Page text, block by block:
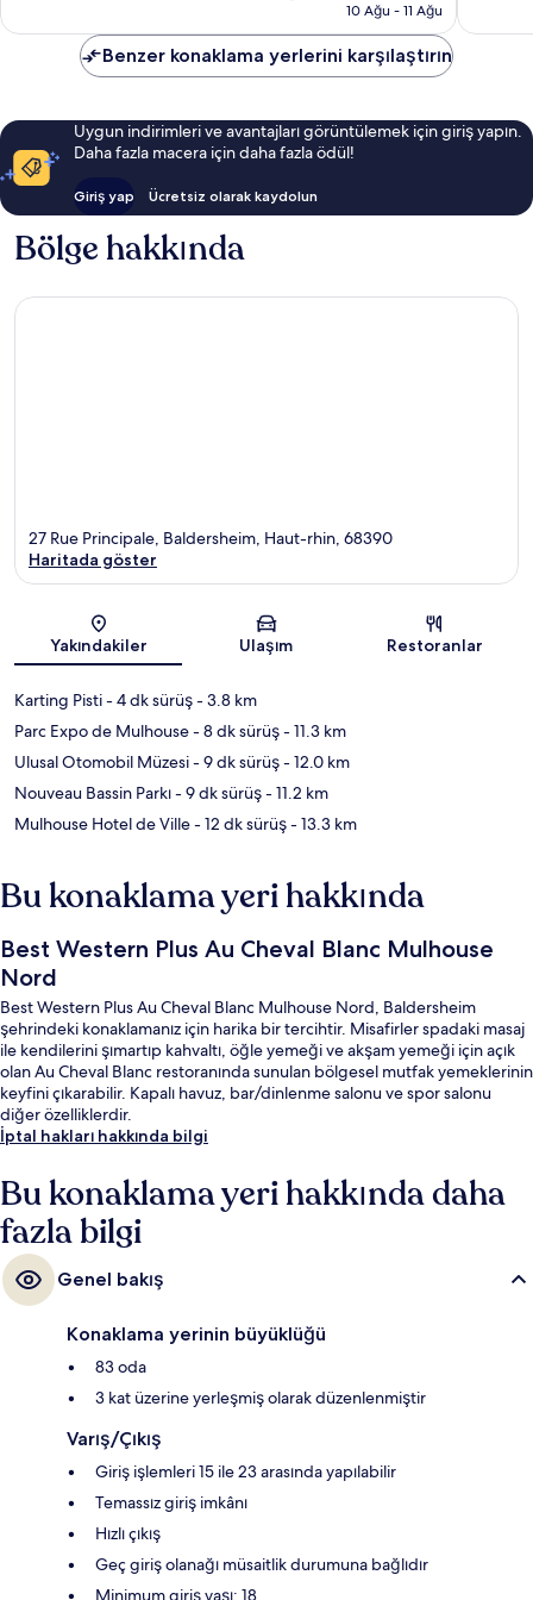
4.207 TL
10 Ağu - 11 Ağu
Benzer konaklama yerlerini karşılaştırın
Uygun indirimleri ve avantajları görüntülemek için giriş yapın.
Daha fazla macera için daha fazla ödül!
Giriş yap Ücretsiz olarak kaydolun
Bölge hakkında
Harita
27 Rue Principale, Baldersheim, Haut-rhin, 68390
Haritada göster
Yakındakiler Ulaşım Restoranlar
Karting Pisti- 4 dk sürüş- 3.8 km
Parc Expo de Mulhouse- 8 dk sürüş- 11.3 km
Ulusal Otomobil Müzesi- 9 dk sürüş- 12.0 km
Nouveau Bassin Parkı- 9 dk sürüş- 11.2 km
Mulhouse Hotel de Ville- 12 dk sürüş- 13.3 km
Bu konaklama yeri hakkında
Best Western Plus Au Cheval Blanc Mulhouse
Nord
Best Western Plus Au Cheval Blanc Mulhouse Nord, Baldersheim
şehrindeki konaklamanız için harika bir tercihtir. Misafirler spadaki masaj
ile kendilerini şımartıp kahvaltı, öğle yemeği ve akşam yemeği için açık
olan Au Cheval Blanc restoranında sunulan bölgesel mutfak yemeklerinin
keyfini çıkarabilir. Kapalı havuz, bar/dinlenme salonu ve spor salonu
diğer özelliklerdir.
İptal hakları hakkında bilgi
Bu konaklama yeri hakkında daha
fazla bilgi
Genel bakış
Konaklama yerinin büyüklüğü
83 oda
3 kat üzerine yerleşmiş olarak düzenlenmiştir
Varış/Çıkış
Giriş işlemleri 15 ile 23 arasında yapılabilir
Temassız giriş imkânı
Hızlı çıkış
Geç giriş olanağı müsaitlik durumuna bağlıdır
Minimum giriş yaşı: 18